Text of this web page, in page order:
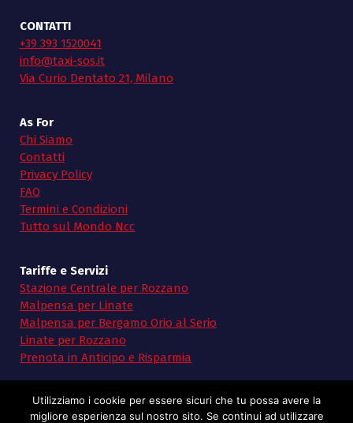
CONTATTI
+39 393 1520041
info@taxi-sos.it
Via Curio Dentato 21, Milano
As For
Chi Siamo
Contatti
Privacy Policy
FAQ
Termini e Condizioni
Tutto sul Mondo Ncc
Tariffe e Servizi
Stazione Centrale per Rozzano
Malpensa per Linate
Malpensa per Bergamo Orio al Serio
Linate per Rozzano
Prenota in Anticipo e Risparmia
Utilizziamo i cookie per essere sicuri che tu possa avere la
migliore esperienza sul nostro sito. Se continui ad utilizzare